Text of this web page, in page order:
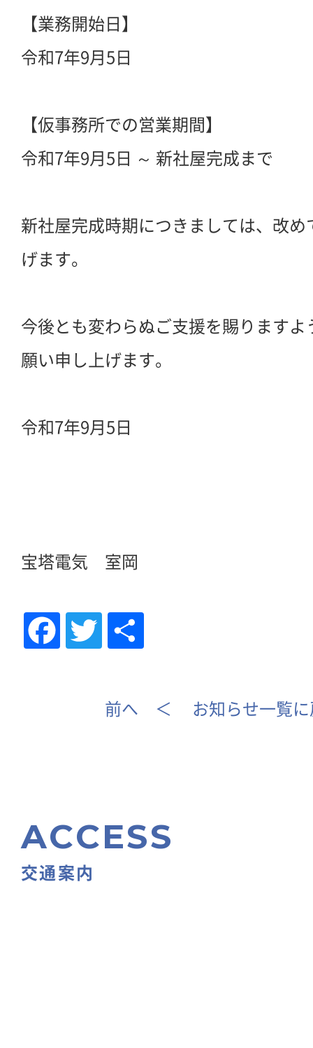
【業務開始日】
令和7年9月5日
【仮事務所での営業期間】
令和7年9月5日 ～ 新社屋完成まで
新社屋完成時期につきましては、改め
げます。
今後とも変わらぬご支援を賜りますよ
願い申し上げます。
令和7年9月5日
宝塔電気 室岡
Fac
Tw
r
前へ ＜ お知らせ一覧
ACCESS
交通案内